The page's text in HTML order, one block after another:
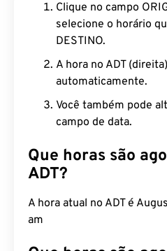
Clique no campo
selecione o horário
DESTINO.
A hora no ADT
automaticamente.
Você também pode
campo de data.
Que horas são
ADT?
A hora atual no ADT é
am